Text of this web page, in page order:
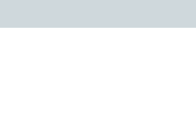
नहीं हुई तो खनन लाभदायक नहीं है